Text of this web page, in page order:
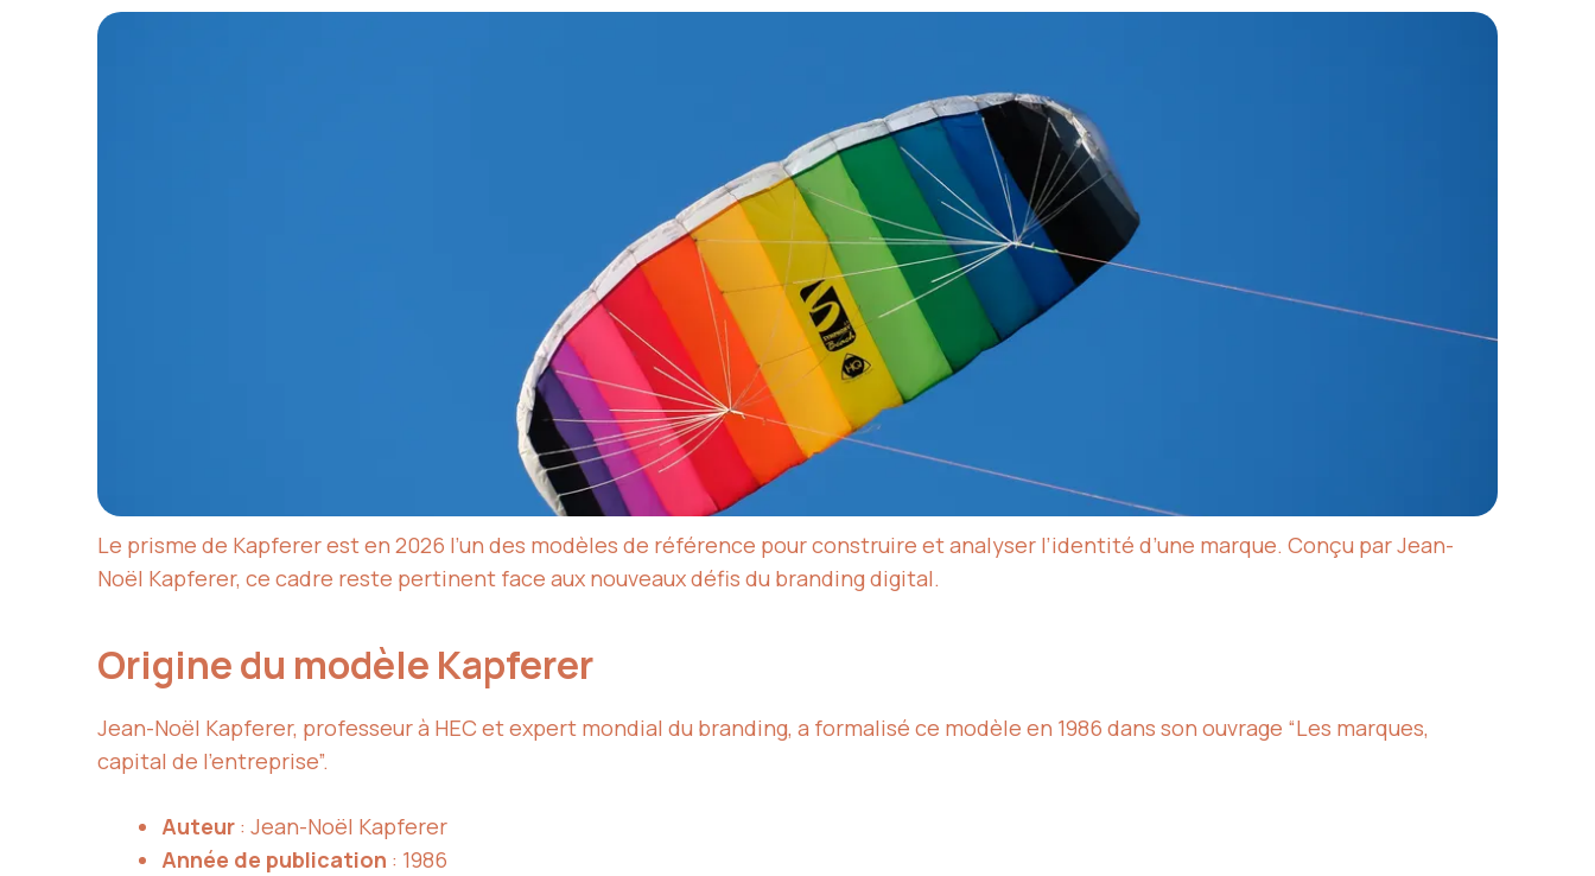
Le prisme de Kapferer est en 2026 l’un des modèles de référence pour construire et analyser l’identité d’une marque. Conçu par Jean-
Noël Kapferer, ce cadre reste pertinent face aux nouveaux défis du branding digital.
Origine du modèle Kapferer
Jean-Noël Kapferer, professeur à HEC et expert mondial du branding, a formalisé ce modèle en 1986 dans son ouvrage “Les marques,
capital de l’entreprise”.
Auteur : Jean-Noël Kapferer
Année de publication : 1986